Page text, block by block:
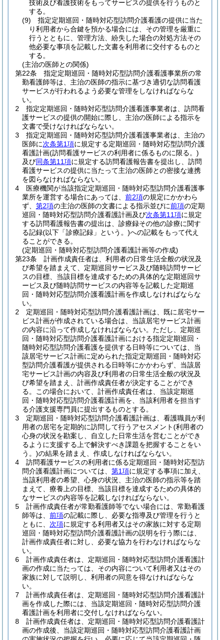
技術及び看護技術をもってサービスの提供を行うものと
する。
(9)
指定定期巡回・随時対応型訪問介護看護の提供に当た
り利用者から合鍵を預かる場合には、その管理を厳重に
行うとともに、管理方法、紛失した場合の対処方法その
他必要な事項を記載した文書を利用者に交付するものと
する。
(主治の医師との関係)
第22条
指定定期巡回・随時対応型訪問介護看護事業所の常
勤看護師等は、主治の医師の指示に基づき適切な訪問看護
サービスが行われるよう必要な管理をしなければならな
い。
2
指定定期巡回・随時対応型訪問介護看護事業者は、訪問看
護サービスの提供の開始に際し、主治の医師による指示を
文書で受けなければならない。
3
指定定期巡回・随時対応型訪問介護看護事業者は、主治の
医師に次条第1項に規定する定期巡回・随時対応型訪問介護
看護計画(訪問看護サービスの利用者に係るものに限る。)
及び同条第11項に規定する訪問看護報告書を提出し、訪問
看護サービスの提供に当たって主治の医師との密接な連携
を図らなければならない。
4
医療機関が当該指定定期巡回・随時対応型訪問介護看護事
業所を運営する場合にあっては、 前2項の規定にかかわら
ず、 第2項の主治の医師の文書による指示並びに前項の定期
巡回・随時対応型訪問介護看護計画及び次条第11項に規定
する訪問看護報告書の提出は、診療録その他の診療に関す
る記録(以下「診療記録」という。)への記載をもって代え
ることができる。
(定期巡回・随時対応型訪問介護看護計画等の作成)
第23条
計画作成責任者は、利用者の日常生活全般の状況及
び希望を踏まえて、定期巡回サービス及び随時訪問サービ
スの目標、当該目標を達成するための具体的な定期巡回サ
ービス及び随時訪問サービスの内容等を記載した定期巡
回・随時対応型訪問介護看護計画を作成しなければならな
い。
2
定期巡回・随時対応型訪問介護看護計画は、既に居宅サー
ビス計画が作成されている場合は、当該居宅サービス計画
の内容に沿って作成しなければならない。 ただし、定期巡
回・随時対応型訪問介護看護計画における指定定期巡回・
随時対応型訪問介護看護を提供する日時等については、当
該居宅サービス計画に定められた指定定期巡回・随時対応
型訪問介護看護が提供される日時等にかかわらず、当該居
宅サービス計画の内容及び利用者の日常生活全般の状況及
び希望を踏まえ、計画作成責任者が決定することができ
る。
この場合において、計画作成責任者は、当該定期巡
回・随時対応型訪問介護看護計画を、当該利用者を担当す
る介護支援専門員に提出するものとする。
3
定期巡回・随時対応型訪問介護看護計画は、看護職員が利
用者の居宅を定期的に訪問して行うアセスメント(利用者の
心身の状況を勘案し、自立した日常生活を営むことができ
るように支援する上で解決すべき課題を把握することをい
う。)の結果を踏まえ、作成しなければならない。
4
訪問看護サービスの利用者に係る定期巡回・随時対応型訪
問介護看護計画については、 第1項に規定する事項に加え、
当該利用者の希望、心身の状況、主治の医師の指示等を踏
まえて、療養上の目標、当該目標を達成するための具体的
なサービスの内容等を記載しなければならない。
5
計画作成責任者が常勤看護師等でない場合には、常勤看護
師等は、 前項の記載に際し、必要な指導及び管理を行うと
ともに、 次項に規定する利用者又はその家族に対する定期
巡回・随時対応型訪問介護看護計画の説明を行う際には、
計画作成責任者に対し、必要な協力を行わなければならな
い。
6
計画作成責任者は、定期巡回・随時対応型訪問介護看護計
画の作成に当たっては、その内容について利用者又はその
家族に対して説明し、利用者の同意を得なければならな
い。
7
計画作成責任者は、定期巡回・随時対応型訪問介護看護計
画を作成した際には、当該定期巡回・随時対応型訪問介護
看護計画を利用者に交付しなければならない。
8
計画作成責任者は、定期巡回・随時対応型訪問介護看護計
画の作成後、当該定期巡回・随時対応型訪問介護看護計画